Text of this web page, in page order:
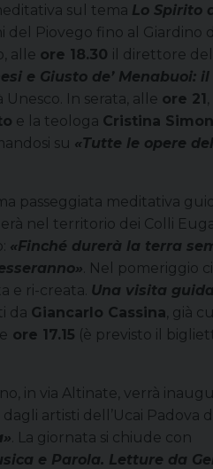
sul tema Lo Spirito
del Piovego fino al Giardino
alle ore 18.30 il direttore
e Giusto de’ Menabuoi:
Unesco. In serata, alle ore 21
e la teologa Cristina
su «Tutte le opere
passeggiata meditativa
nel territorio dei Colli
«Finché durerà la terra
. Nel pomeriggio ci
e ri-creata. Una visita
da Giancarlo Cassina , già
ore 17.15 (è previsto il
in via Altinate, verrà
artisti dell’Ucai Padova
. La giornata si chiude con
e Parola. Letture da